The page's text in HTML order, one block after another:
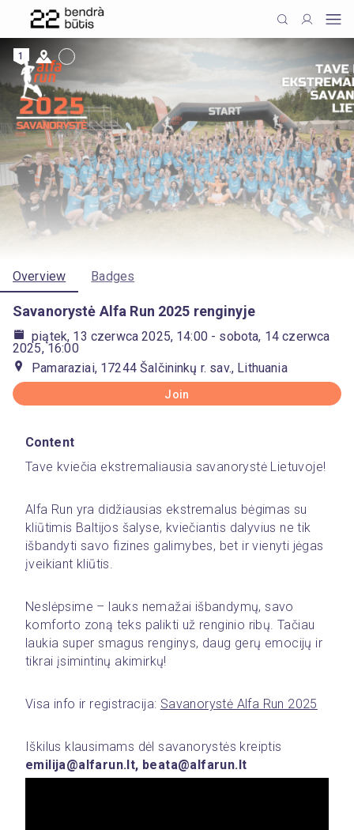
1
Overview Badges
Savanorystė Alfa Run 2025 renginyje
piątek, 13 czerwca 2025, 14:00- sobota, 14 czerwca
2025, 16:00
Pamaraziai, 17244 Šalčininkų r. sav., Lithuania
Join
Content
Tave kviečia ekstremaliausia savanorystė Lietuvoje!
Alfa Run yra didžiausias ekstremalus bėgimas su
kliūtimis Baltijos šalyse, kviečiantis dalyvius ne tik
išbandyti savo fizines galimybes, bet ir vienyti jėgas
įveikiant kliūtis.
Neslėpsime – lauks nemažai išbandymų, savo
komforto zoną teks palikti už renginio ribų. Tačiau
laukia super smagus renginys, daug gerų emocijų ir
tikrai įsimintinų akimirkų!
Visa info ir registracija: Savanorystė Alfa Run 2025
emilija@alfarun.lt, beata@alfarun.lt